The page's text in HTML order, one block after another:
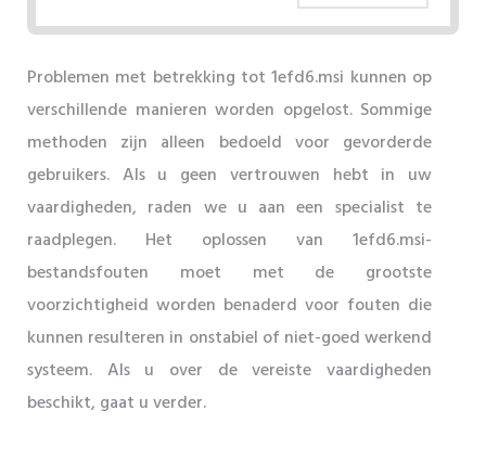
Problemen met betrekking tot 1efd6.msi kunnen op
verschillende manieren worden opgelost. Sommige
methoden zijn alleen bedoeld voor gevorderde
gebruikers. Als u geen vertrouwen hebt in uw
vaardigheden, raden we u aan een specialist te
raadplegen. Het oplossen van 1efd6.msi-
bestandsfouten moet met de grootste
voorzichtigheid worden benaderd voor fouten die
kunnen resulteren in onstabiel of niet-goed werkend
systeem. Als u over de vereiste vaardigheden
beschikt, gaat u verder.